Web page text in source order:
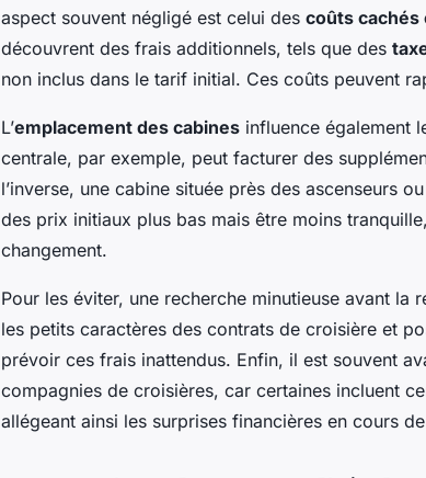
aspect souvent négligé est celui des coûts cachés
découvrent des frais additionnels, tels que des
non inclus dans le tarif initial. Ces coûts peuvent
L’emplacement des cabines influence également
centrale, par exemple, peut facturer des
l’inverse, une cabine située près des ascenseurs
des prix initiaux plus bas mais être moins
changement.
Pour les éviter, une recherche minutieuse avant la
les petits caractères des contrats de croisière et
prévoir ces frais inattendus. Enfin, il est souvent
compagnies de croisières, car certaines incluent
allégeant ainsi les surprises financières en cours